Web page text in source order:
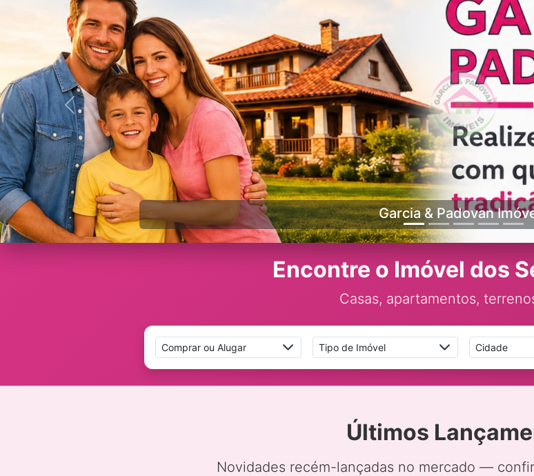
Casa à Venda
3 Quartos, 2 Vagas - Reserva,
Anterior
Encontre o Imóvel dos
Casas, apartamentos,
Últimos
Novidades recém-lançadas no mercado —